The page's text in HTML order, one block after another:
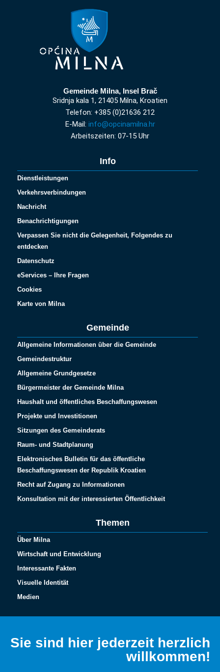
Gemeinde Milna, Insel Brač
Sridnja kala 1, 21405 Milna, Kroatien
Telefon: +385 (0)21636 212
E-Mail: info@opcinamilna.hr
Arbeitszeiten: 07-15 Uhr
Info
Dienstleistungen
Verkehrsverbindungen
Nachricht
Benachrichtigungen
Verpassen Sie nicht die Gelegenheit, Folgendes zu
entdecken
Datenschutz
eServices – Ihre Fragen
Cookies
Karte von Milna
Gemeinde
Allgemeine Informationen über die Gemeinde
Gemeindestruktur
Allgemeine Grundgesetze
Bürgermeister der Gemeinde Milna
Haushalt und öffentliches Beschaffungswesen
Projekte und Investitionen
Sitzungen des Gemeinderats
Raum- und Stadtplanung
Elektronisches Bulletin für das öffentliche
Beschaffungswesen der Republik Kroatien
Recht auf Zugang zu Informationen
Konsultation mit der interessierten Öffentlichkeit
Themen
Über Milna
Wirtschaft und Entwicklung
Interessante Fakten
Visuelle Identität
Medien
Sie sind hier jederzeit herzlich
willkommen!
English (UK)
Italiano